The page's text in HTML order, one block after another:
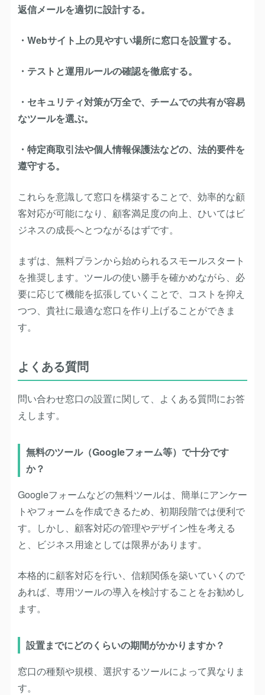
返信メールを適切に設計する。
・Webサイト上の見やすい場所に窓口を設置する。
・テストと運用ルールの確認を徹底する。
・セキュリティ対策が万全で、チームでの共有が容易
なツールを選ぶ。
・特定商取引法や個人情報保護法などの、法的要件を
遵守する。
これらを意識して窓口を構築することで、効率的な顧
客対応が可能になり、顧客満足度の向上、ひいてはビ
ジネスの成長へとつながるはずです。
まずは、 無料プランから始められるスモールスタート
を推奨します。ツールの使い勝手を確かめながら、必
要に応じて機能を拡張していくことで、コストを抑え
つつ、貴社に最適な窓口を作り上げることができま
す。
よくある質問
問い合わせ窓口の設置に関して、よくある質問にお答
えします。
無料のツール（Googleフォーム等）で十分です
か？
Googleフォームなどの無料ツールは、簡単にアンケー
トやフォームを作成できるため、初期段階では便利で
す。しかし、顧客対応の管理やデザイン性を考える
と、ビジネス用途としては限界があります。
本格的に顧客対応を行い、信頼関係を築いていくので
あれば、専用ツールの導入を検討することをお勧めし
ます。
設置までにどのくらいの期間がかかりますか？
窓口の種類や規模、選択するツールによって異なりま
す。